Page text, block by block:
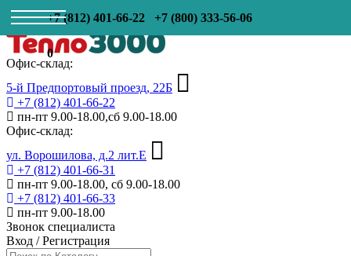
+7 (812) 401-66-22 +7 (800) 333-56-06
0
Офис-склад:
5-й Предпортовый проезд, 22Б
+7 (812) 401-66-22
пн-пт 9.00-18.00,сб 9.00-18.00
Офис-склад:
ул. Ворошилова, д.2 лит.Е
+7 (812) 401-66-31
пн-пт 9.00-18.00, сб 9.00-18.00
+7 (812) 401-66-33
пн-пт 9.00-18.00
Звонок специалиста
Вход /Регистрация